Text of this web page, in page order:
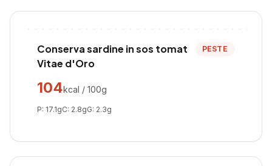
Conserva sardine in sos tomat
Vitae d'Oro
PESTE
104kcal / 100g
P: 17.1gC: 2.8gG: 2.3g